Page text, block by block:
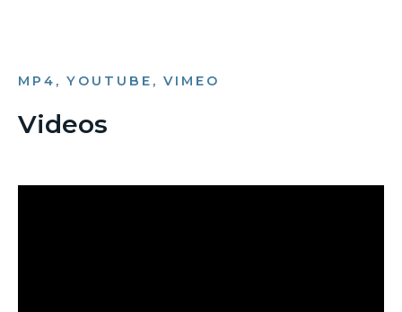
MP4, YOUTUBE, VIMEO
Videos